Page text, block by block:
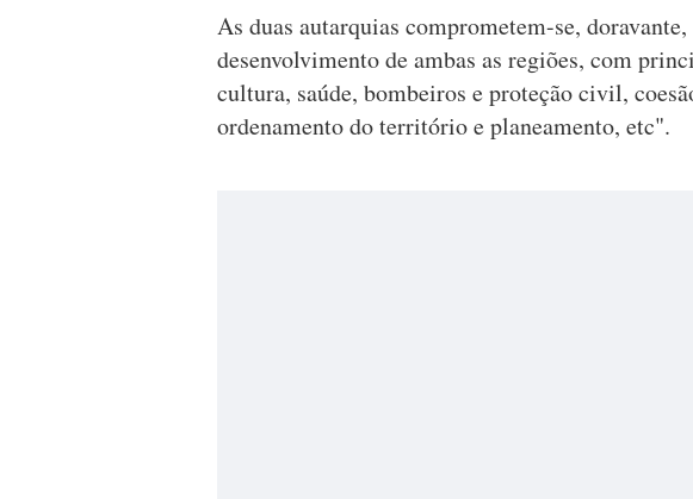
As duas autarquias comprometem-se,
desenvolvimento de ambas as regiões, com
cultura, saúde, bombeiros e proteção civil,
ordenamento do território e planeamento, etc".